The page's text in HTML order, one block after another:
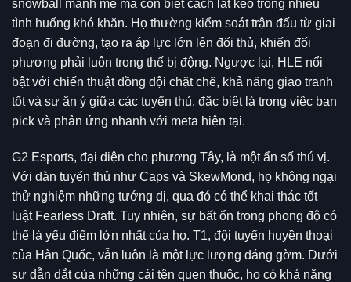
snowball mạnh mẽ mà còn biết cách lật kèo trong nhiều
tình huống khó khăn. Họ thường kiểm soát trận đấu từ giai
đoạn đi đường, tạo ra áp lực lớn lên đối thủ, khiến đối
phương phải luôn trong thế bị động. Ngược lại, HLE nổi
bật với chiến thuật đồng đội chặt chẽ, khả năng giao tranh
tốt và sự ăn ý giữa các tuyển thủ, đặc biệt là trong việc ban
pick và phản ứng nhanh với meta hiện tại.
G2 Esports, đại diện cho phương Tây, là một ẩn số thú vị.
Với dàn tuyển thủ như Caps và SkewMond, họ không ngại
thử nghiệm những tướng dị, qua đó có thể khai thác tốt
luật Fearless Draft. Tuy nhiên, sự bất ổn trong phong độ có
thể là yếu điểm lớn nhất của họ. T1, đội tuyển huyền thoại
của Hàn Quốc, vẫn luôn là một lực lượng đáng gờm. Dưới
sự dẫn dắt của những cái tên quen thuộc, họ có khả năng